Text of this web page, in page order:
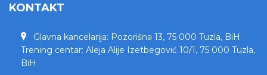
KONTAKT
Glavna kancelarija: Pozorišna 13, 75 000 Tuzla, BiH
Trening centar: Aleja Alije Izetbegović 10/1, 75 000 Tuzla,
BiH